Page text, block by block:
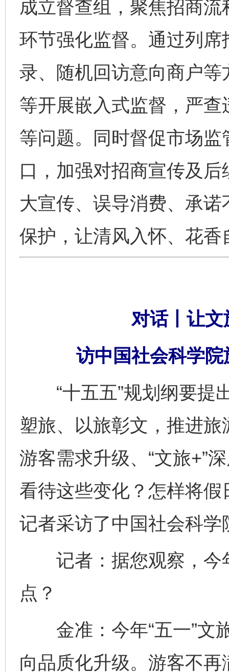
成立督查组，聚焦招商
环节强化监督。通过列
录、随机回访意向商户
等开展嵌入式监督，严
等问题。同时督促市场
口，加强对招商宣传及
大宣传、误导消费、承
保护，让清风入怀、花香
对话丨让文
访中国社会科学
“十五五”规划纲要提
塑旅、以旅彰文，推进旅
游客需求升级、“文旅+”
看待这些变化？怎样将假
记者采访了中国社会科
记者：据您观察，今
点？
金准：今年“五一”文
向品质化升级。游客不再